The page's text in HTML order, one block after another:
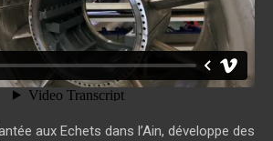
aux Echets dans l’Ain, développe des